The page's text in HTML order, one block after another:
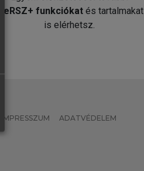
MeRSZ+ funkciókat és tartalmakat
is elérhetsz.
IMPRESSZUM ADATVÉDELEM